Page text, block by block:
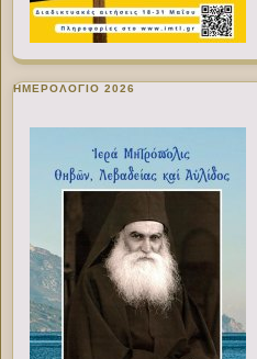
ΗΜΕΡΟΛΟΓΙΟ 2026